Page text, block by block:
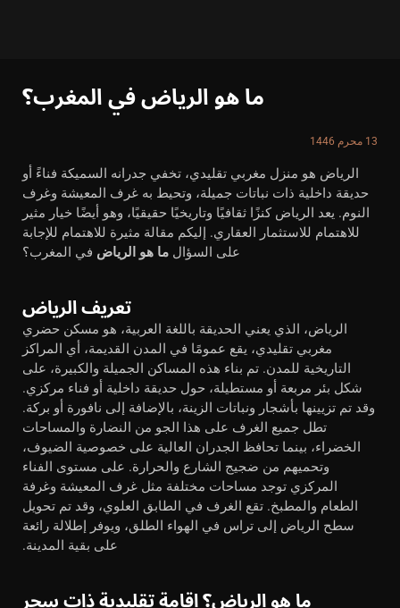
ما هو الرياض في المغرب؟
13 محرم 1446
الرياض هو منزل مغربي تقليدي، تخفي جدرانه السميكة فناءً أو
حديقة داخلية ذات نباتات جميلة، وتحيط به غرف المعيشة وغرف
النوم. يعد الرياض كنزًا ثقافيًا وتاريخيًا حقيقيًا، وهو أيضًا خيار مثير
للاهتمام للاستثمار العقاري. إليكم مقالة مثيرة للاهتمام للإجابة
على السؤال ما هو الرياض في المغرب؟
تعريف الرياض
الرياض، الذي يعني الحديقة باللغة العربية، هو مسكن حضري
مغربي تقليدي، يقع عمومًا في المدن القديمة، أي المراكز
التاريخية للمدن. تم بناء هذه المساكن الجميلة والكبيرة، على
شكل بئر مربعة أو مستطيلة، حول حديقة داخلية أو فناء مركزي.
وقد تم تزيينها بأشجار ونباتات الزينة، بالإضافة إلى نافورة أو بركة.
تطل جميع الغرف على هذا الجو من النضارة والمساحات
الخضراء، بينما تحافظ الجدران العالية على خصوصية الضيوف،
وتحميهم من ضجيج الشارع والحرارة. على مستوى الفناء
المركزي توجد مساحات مختلفة مثل غرف المعيشة وغرفة
الطعام والمطبخ. تقع الغرف في الطابق العلوي، وقد تم تحويل
سطح الرياض إلى تراس في الهواء الطلق، ويوفر إطلالة رائعة
على بقية المدينة.